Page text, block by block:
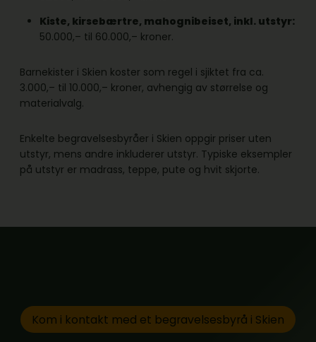
Kiste, kirsebærtre, mahognibeiset, inkl. utstyr:
50.000,– til 60.000,– kroner.
Barnekister i Skien koster som regel i sjiktet fra ca.
3.000,– til 10.000,– kroner, avhengig av størrelse og
materialvalg.
Enkelte begravelsesbyråer i Skien oppgir priser uten
utstyr, mens andre inkluderer utstyr. Typiske eksempler
på utstyr er madrass, teppe, pute og hvit skjorte.
Kom i kontakt med et begravelsesbyrå i Skien